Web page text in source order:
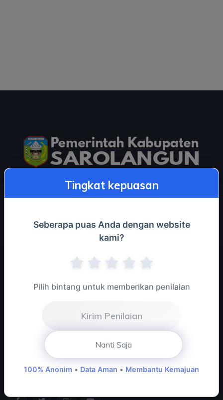
ALAMAT :
Komplek Perkantoran Gunung Kembang, Kel. Sarolangun
Kembang, Kec. Sarolangun, Kab. Sarolangun - Jambi
Telp : 0745 - 91636
Fax : 0745 - 91100
Tingkat kepuasan
Seberapa puas Anda dengan website
kami?
Pilih bintang untuk memberikan penilaian
Kirim Penilaian
Nanti Saja
100% Anonim • Data Aman • Membantu Kemajuan